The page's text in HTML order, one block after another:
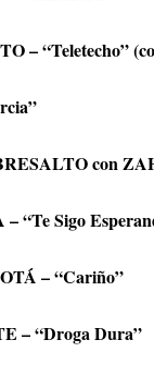
– “Teletecho”
con
“Te Sigo
– “Cariño”
– “Droga Dura”